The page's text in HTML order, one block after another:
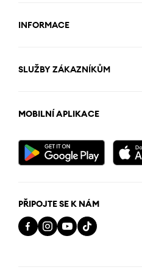
INFORMACE
SLUŽBY ZÁKAZNÍKŮM
MOBILNÍ APLIKACE
PŘIPOJTE SE K NÁM